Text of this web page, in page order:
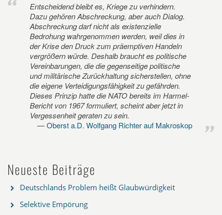
Entscheidend bleibt es, Kriege zu verhindern.
Dazu gehören Abschreckung, aber auch Dialog.
Abschreckung darf nicht als existenzielle
Bedrohung wahrgenommen werden, weil dies in
der Krise den Druck zum präemptiven Handeln
vergrößern würde. Deshalb braucht es politische
Vereinbarungen, die die gegenseitige politische
und militärische Zurückhaltung sicherstellen, ohne
die eigene Verteidigungsfähigkeit zu gefährden.
Dieses Prinzip hatte die NATO bereits im Harmel-
Bericht von 1967 formuliert, scheint aber jetzt in
Vergessenheit geraten zu sein.
Oberst a.D. Wolfgang Richter auf Makroskop
Neueste Beiträge
Deutschlands Problem heißt Glaubwürdigkeit
Selektive Empörung